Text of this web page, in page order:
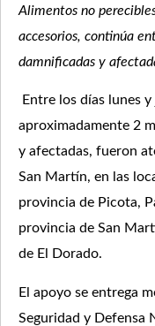
Alimentos no
accesorios, continúa
damnificadas y
Entre los días lunes
aproximadamente 2
y afectadas, fueron
San Martín, en las
provincia de Picota,
provincia de San
de El Dorado.
El apoyo se entrega
Seguridad y Defensa